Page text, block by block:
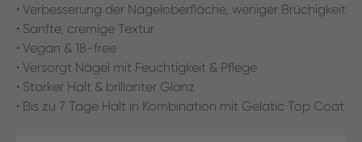
• Verbesserung der Nageloberfläche, weniger Brüchigkeit
• Sanfte, cremige Textur
• Vegan & 18-free
• Versorgt Nägel mit Feuchtigkeit & Pflege
• Starker Halt & brillanter Glanz
• Bis zu 7 Tage Halt in Kombination mit Gelatic Top Coat